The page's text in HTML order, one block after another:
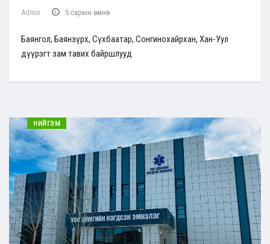
Admin 5 сарын өмнө
Баянгол, Баянзүрх, Сүхбаатар, Сонгинохайрхан, Хан-Уул
дүүрэгт зам тавих байршлууд
НИЙГЭМ